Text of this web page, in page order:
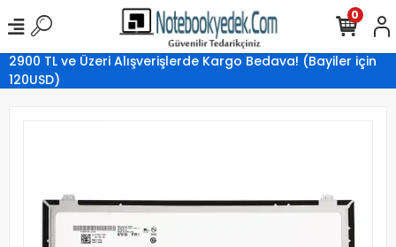
2900 TL ve Üzeri Alışverişlerde Kargo Bedava! (Bayiler için
120USD)
0